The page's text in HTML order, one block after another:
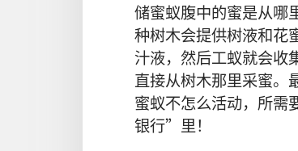
储蜜蚁腹中的蜜是从哪
种树木会提供树液和花
汁液， 然后工蚁就会收
直接从树木那里采蜜。
蜜蚁不怎么活动， 所需
银行” 里！